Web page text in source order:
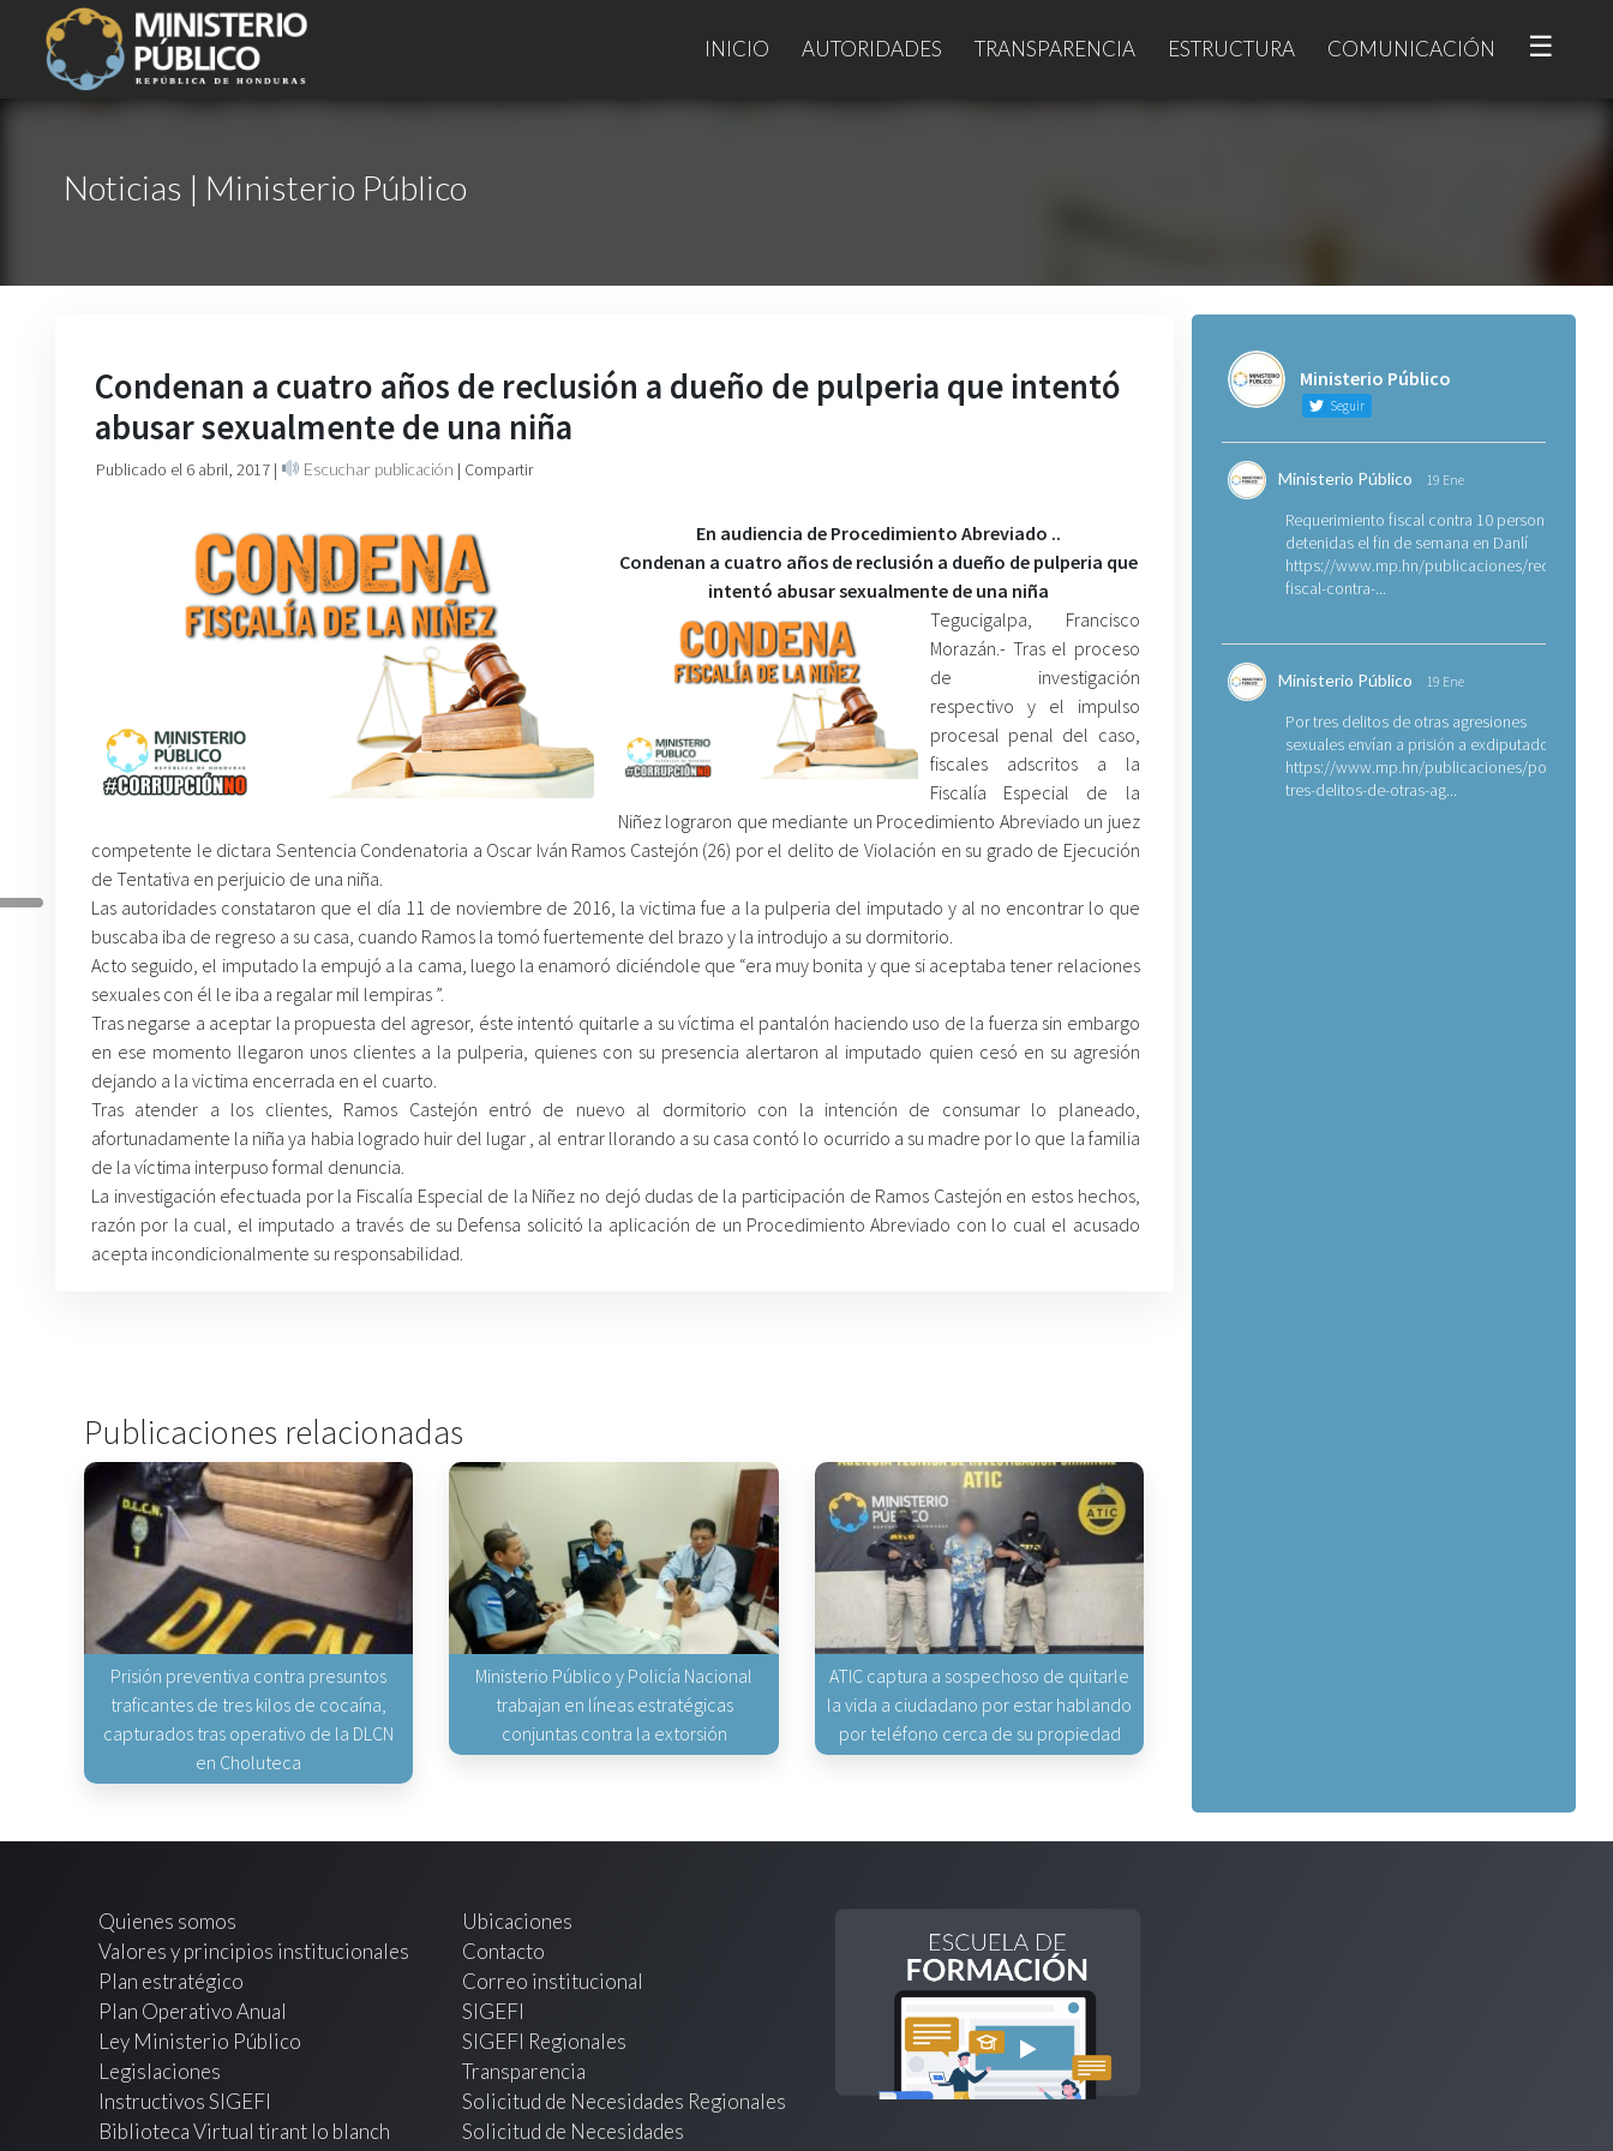
INICIO AUTORIDADES TRANSPARENCIA ESTRUCTURA COMUNICACIÓN ☰
Noticias | Ministerio Público
Condenan a cuatro años de reclusión a dueño de pulperia que intentó
abusar sexualmente de una niña
Publicado el 6 abril, 2017 | Escuchar publicación | Compartir
En audiencia de Procedimiento Abreviado ..
Condenan a cuatro años de reclusión a dueño de pulperia que
intentó abusar sexualmente de una niña
Tegucigalpa, Francisco
Morazán.- Tras el proceso
de investigación
respectivo y el impulso
procesal penal del caso,
fiscales adscritos a la
Fiscalía Especial de la
Niñez lograron que mediante un Procedimiento Abreviado un juez
competente le dictara Sentencia Condenatoria a Oscar Iván Ramos Castejón (26) por el delito de Violación en su grado de Ejecución
de Tentativa en perjuicio de una niña.
Las autoridades constataron que el día 11 de noviembre de 2016, la victima fue a la pulperia del imputado y al no encontrar lo que
buscaba iba de regreso a su casa, cuando Ramos la tomó fuertemente del brazo y la introdujo a su dormitorio.
Acto seguido, el imputado la empujó a la cama, luego la enamoró diciéndole que “era muy bonita y que si aceptaba tener relaciones
sexuales con él le iba a regalar mil lempiras ”.
Tras negarse a aceptar la propuesta del agresor, éste intentó quitarle a su víctima el pantalón haciendo uso de la fuerza sin embargo
en ese momento llegaron unos clientes a la pulperia, quienes con su presencia alertaron al imputado quien cesó en su agresión
dejando a la victima encerrada en el cuarto.
Tras atender a los clientes, Ramos Castejón entró de nuevo al dormitorio con la intención de consumar lo planeado,
afortunadamente la niña ya habia logrado huir del lugar , al entrar llorando a su casa contó lo ocurrido a su madre por lo que la familia
de la víctima interpuso formal denuncia.
La investigación efectuada por la Fiscalía Especial de la Niñez no dejó dudas de la participación de Ramos Castejón en estos hechos,
razón por la cual, el imputado a través de su Defensa solicitó la aplicación de un Procedimiento Abreviado con lo cual el acusado
acepta incondicionalmente su responsabilidad.
Publicaciones relacionadas
Prisión preventiva contra presuntos
traficantes de tres kilos de cocaína,
capturados tras operativo de la DLCN
en Choluteca
Ministerio Público y Policía Nacional
trabajan en líneas estratégicas
conjuntas contra la extorsión
ATIC captura a sospechoso de quitarle
la vida a ciudadano por estar hablando
por teléfono cerca de su propiedad
Ministerio Público
Seguir
Ministerio Público 19 Ene
Requerimiento fiscal contra 10 personas
detenidas el fin de semana en Danlí
https://www.mp.hn/publicaciones/
fiscal-contra-...
Ministerio Público 19 Ene
Por tres delitos de otras agresiones
sexuales envían a prisión a exdiputado
https://www.mp.hn/publicaciones/por-
tres-delitos-de-otras-ag...
Quienes somos
Valores y principios institucionales
Plan estratégico
Plan Operativo Anual
Ley Ministerio Público
Legislaciones
Instructivos SIGEFI
Biblioteca Virtual tirant lo blanch
Ubicaciones
Contacto
Correo institucional
SIGEFI
SIGEFI Regionales
Transparencia
Solicitud de Necesidades Regionales
Solicitud de Necesidades